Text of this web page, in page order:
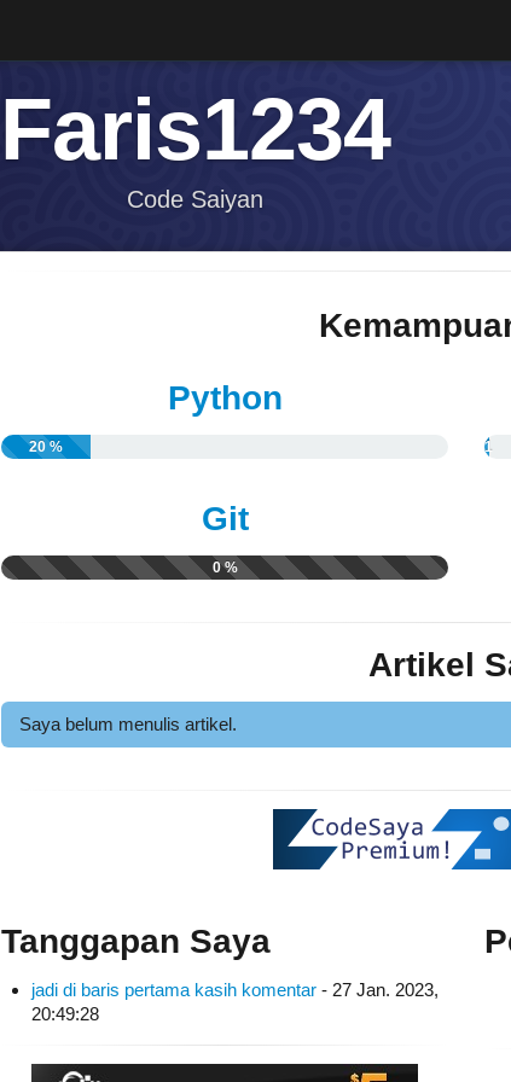
Faris1234
Code Saiyan
Python
20 %
1
Git
0 %
Artikel
Saya belum menulis artikel.
Tanggapan Saya
jadi di baris pertama kasih komentar - 27 Jan. 2023,
20:49:28